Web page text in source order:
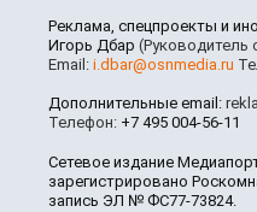
Реклама, спецпроекты и
Игорь Дбар (Руководитель
Email: i.dbar@osnmedia.ru
Дополнительные email:
Телефон: +7 495 004-56-11
Сетевое издание
зарегистрировано
запись ЭЛ № ФС77-73824.